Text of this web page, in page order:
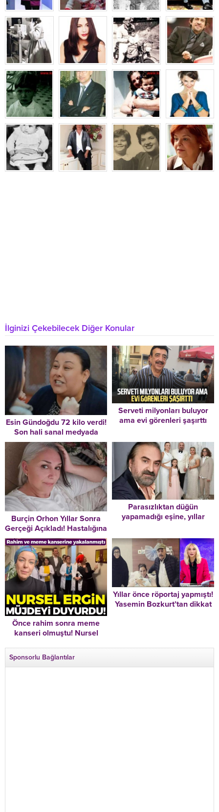
İlginizi Çekebilecek Diğer Konular
Esin Gündoğdu 72 kilo verdi!
Son hali sanal medyada
gündem oldu
Serveti milyonları buluyor
ama evi görenleri şaşırttı
Burçin Orhon Yıllar Sonra
Gerçeği Açıkladı! Hastalığına
Yanlış Teşhis Konulmuş! “Bu
İddialar Beni ‘Alzheimer’
Teşhisi Kadar Üzmedi”
Parasızlıktan düğün
yapamadığı eşine, yıllar
Son paylaşımı 22 saat önce!
Bu dünyadan bir Volkan
Konak geçti…
Önce rahim sonra meme
kanseri olmuştu! Nursel
Yıllar önce röportaj yapmıştı!
Yasemin Bozkurt’tan dikkat
Sponsorlu Bağlantılar